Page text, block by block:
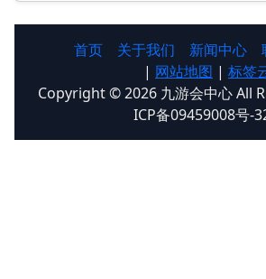
首页 关于我们 新闻中心
| 网站地图 | 标签
Copyright © 2026 九游会中心 All
ICP备09459008号-